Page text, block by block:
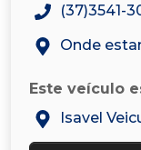
(37)3541-
Onde
Este veículo
Isavel